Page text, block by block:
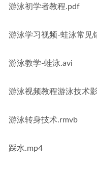
游泳初学者教程.pdf
游泳学习视频-蛙泳常见
游泳教学-蛙泳.avi
游泳视频教程游泳技术
游泳转身技术.rmvb
踩水.mp4